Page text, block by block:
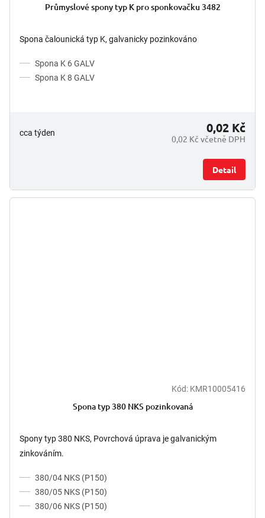
Průmyslové spony typ K pro sponkovačku 3482
Spona čalounická typ K, galvanicky pozinkováno
Spona K 6 GALV
Spona K 8 GALV
cca týden
0,02 Kč včetně DPH
0,02 Kč
Detail
Kód: KMR10005416
Spona typ 380 NKS pozinkovaná
Spony typ 380 NKS, Povrchová úprava je galvanickým
zinkováním.
380/04 NKS (P150)
380/05 NKS (P150)
380/06 NKS (P150)